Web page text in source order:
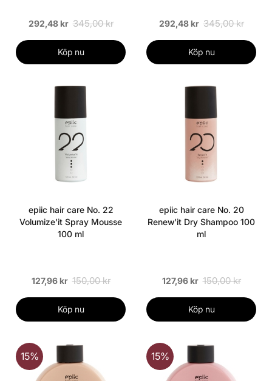
292,48 kr 345,00 kr
Köp nu
292,48 kr 345,00 kr
Köp nu
epiic hair care No. 22
Volumize'it Spray Mousse
100 ml
127,96 kr 150,00 kr
Köp nu
epiic hair care No. 20
Renew'it Dry Shampoo 100
ml
127,96 kr 150,00 kr
Köp nu
15% 15%